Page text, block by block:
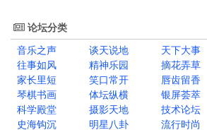
论坛分类
音乐之声
谈天说地 天下大事
往事如风
精神乐园 摘花弄草
家长里短
笑口常开 唇齿留香
琴棋书画
体坛纵横 银屏荟萃
科学殿堂
摄影天地 技术论坛
史海钩沉
明星八卦 流行时尚